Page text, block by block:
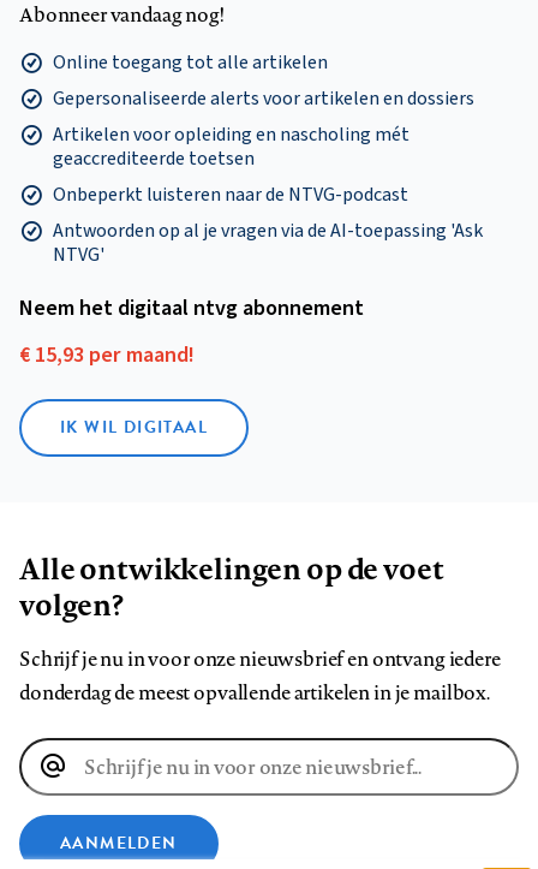
Abonneer vandaag nog!
Online toegang tot alle artikelen
Gepersonaliseerde alerts voor artikelen en dossiers
Artikelen voor opleiding en nascholing mét
geaccrediteerde toetsen
Onbeperkt luisteren naar de NTVG-podcast
Antwoorden op al je vragen via de AI-toepassing 'Ask
NTVG'
Neem het digitaal ntvg abonnement
€ 15,93 per maand!
IK WIL DIGITAAL
Alle ontwikkelingen op de voet
volgen?
Schrijf je nu in voor onze nieuwsbrief en ontvang iedere
donderdag de meest opvallende artikelen in je mailbox.
E-
mailadres
AANMELDEN